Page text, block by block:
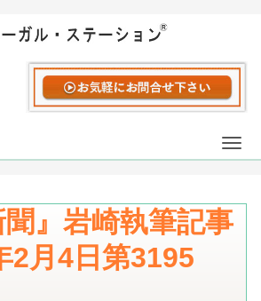
聞』岩崎執筆記事
2月4日第3195